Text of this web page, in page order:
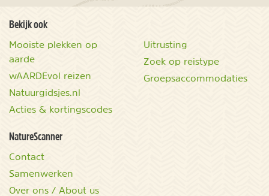
Bekijk ook
Mooiste plekken op
aarde
wAARDEvol reizen
Natuurgidsjes.nl
Acties & kortingscodes
Uitrusting
Zoek op reistype
Groepsaccommodaties
NatureScanner
Contact
Samenwerken
Over ons / About us